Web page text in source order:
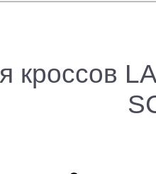
кроссов